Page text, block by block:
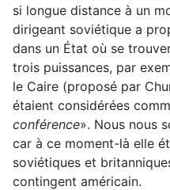
si longue distance à un
dirigeant soviétique a
dans un État où se
trois puissances, par
le Caire (proposé par
étaient considérées
conférence». Nous nous
car à ce moment-là elle
soviétiques et
contingent américain.